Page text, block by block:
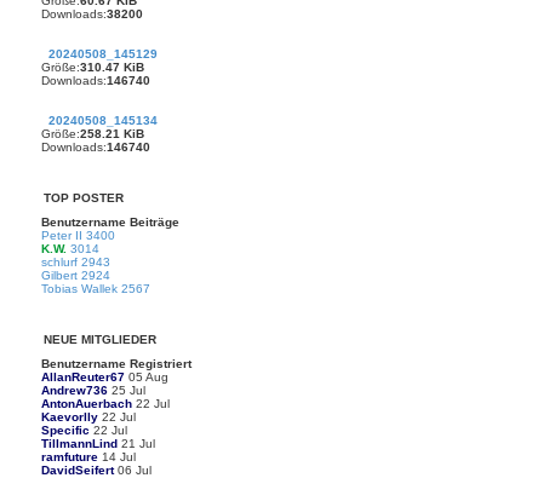
Downloads:38200
20240508_145129
Größe:310.47 KiB
Downloads:146740
20240508_145134
Größe:258.21 KiB
Downloads:146740
TOP POSTER
Benutzername Beiträge
Peter II 3400
K.W. 3014
schlurf 2943
Gilbert 2924
Tobias Wallek 2567
NEUE MITGLIEDER
Benutzername Registriert
AllanReuter67 05 Aug
Andrew736 25 Jul
AntonAuerbach 22 Jul
Kaevorlly 22 Jul
Specific 22 Jul
TillmannLind 21 Jul
ramfuture 14 Jul
DavidSeifert 06 Jul